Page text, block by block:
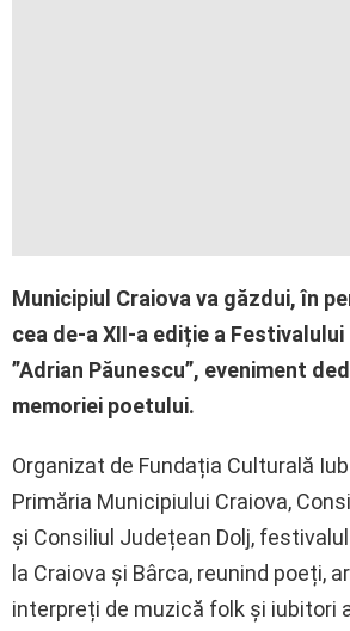
Municipiul Craiova va găzdui, în
cea de-a XII-a ediție a
”Adrian Păunescu”, eveniment
memoriei poetului.
Organizat de Fundația Culturală
Primăria Municipiului Craiova,
și Consiliul Județean Dolj,
la Craiova și Bârca, reunind poeți,
interpreți de muzică folk și iubitori